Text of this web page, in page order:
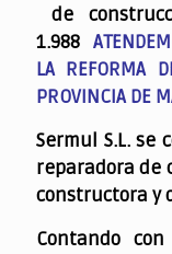
de
1.988
LA REFORMA
PROVINCIA DE
Sermul S.L. se
reparadora de
constructora y
Contando